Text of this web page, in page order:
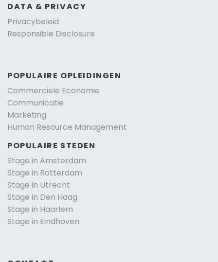
DATA & PRIVACY
Privacybeleid
Responsible Disclosure
POPULAIRE OPLEIDINGEN
Commerciele Economie
Communicatie
Marketing
Human Resource Management
POPULAIRE STEDEN
Stage in Amsterdam
Stage in Rotterdam
Stage in Utrecht
Stage in Den Haag
Stage in Haarlem
Stage in Eindhoven